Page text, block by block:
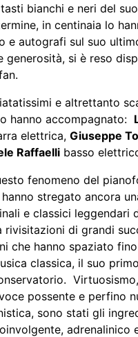
bianchi e neri del
in centinaia lo
e autografi sul suo
generosità, si è reso
e altrettanto
hanno accompagnato:
elettrica, Giuseppe
Raffaelli basso
fenomeno del
hanno stregato ancora
e classici leggendari
rivisitazioni di grandi
che hanno spaziato
classica, il suo
Virtuosismo,
possente e perfino
sono stati gli
adrenalinico